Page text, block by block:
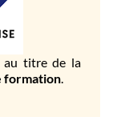
au titre de la
formation.